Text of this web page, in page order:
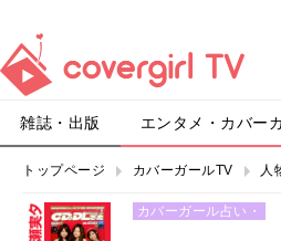
雑誌・出版 エンタメ・カバー
トップページ カバーガールTV 人
カバーガール占い・